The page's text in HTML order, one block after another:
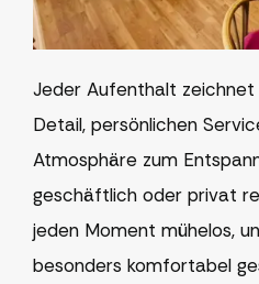
Jeder Aufenthalt
Detail, persönlichen
Atmosphäre zum
geschäftlich oder privat
jeden Moment mühelos,
besonders komfortabel